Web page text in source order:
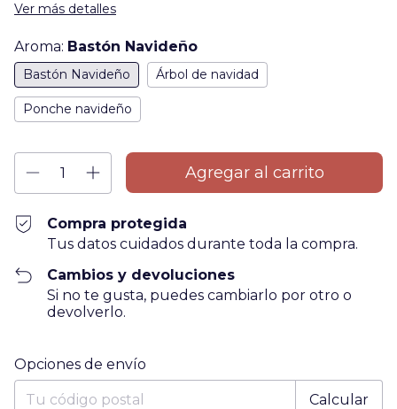
Ver más detalles
Aroma: Bastón Navideño
Bastón Navideño Árbol de navidad
Ponche navideño
Compra protegida
Tus datos cuidados durante toda la compra.
Cambios y devoluciones
Si no te gusta, puedes cambiarlo por otro o
devolverlo.
Entregas para el CP:
Opciones de envío
Calcular